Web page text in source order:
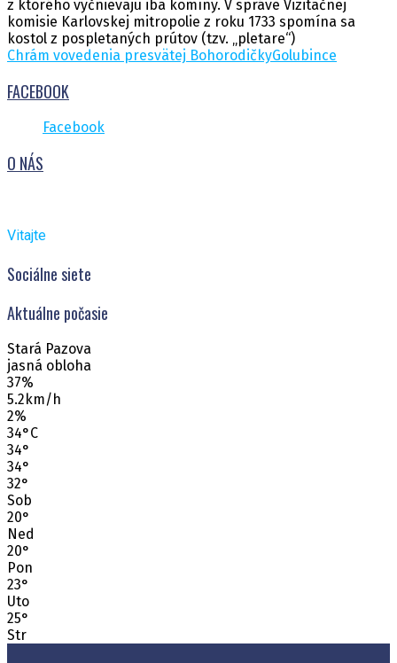
z ktorého vyčnievajú iba komíny. V správe Vizitačnej
komisie Karlovskej mitropolie z roku 1733 spomína sa
kostol z pospletaných prútov (tzv. „pletare“)
Chrám vovedenia presvätej BohorodičkyGolubince
FACEBOOK
Facebook
O NÁS
Vitajte
Sociálne siete
Aktuálne počasie
Stará Pazova
jasná obloha
37%
5.2km/h
2%
34°C
34°
34°
32°
Sob
20°
Ned
20°
Pon
23°
Uto
25°
Str